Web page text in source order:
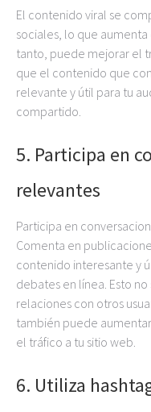
El contenido viral se
sociales, lo que
tanto, puede mejorar el
que el contenido que
relevante y útil para tu
compartido.
5. Participa en
relevantes
Participa en
Comenta en
contenido interesante y
debates en línea. Esto
relaciones con otros
también puede
el tráfico a tu sitio web.
6. Utiliza